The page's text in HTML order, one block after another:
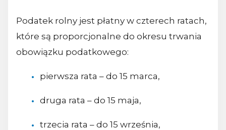
Podatek rolny jest płatny w czterech ratach,
które są proporcjonalne do okresu trwania
obowiązku podatkowego:
pierwsza rata – do 15 marca,
druga rata – do 15 maja,
trzecia rata – do 15 września,